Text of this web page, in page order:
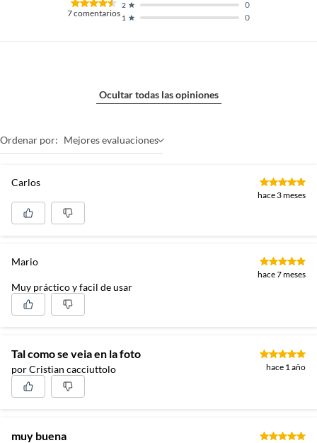
7comentarios 1 0
2 0
Ocultar todas las opiniones
Ordenar por: Mejores evaluaciones
Carlos
hace 3 meses
Mario
hace 7 meses
Muy práctico y facil de usar
Tal como se veia en la foto
por Cristian cacciuttolo hace 1 año
muy buena